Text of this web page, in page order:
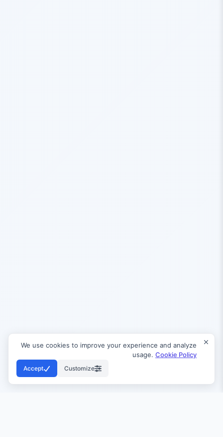
We use cookies to improve your experience and analyze
usage. Cookie Policy
Customize
Accept